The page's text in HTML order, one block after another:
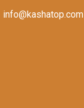
info@kashatop.com